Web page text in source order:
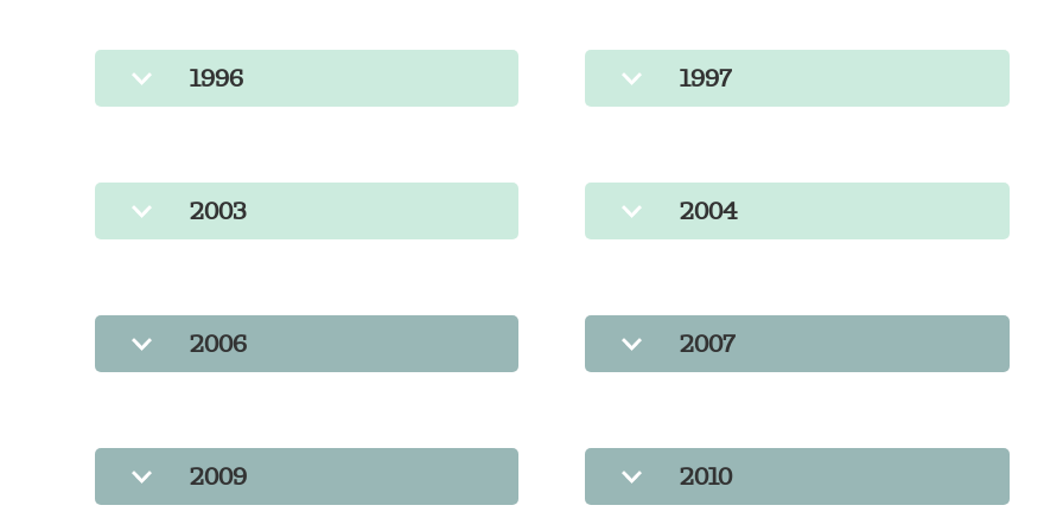
1996 1997
2003 2004
2006 2007
2009 2010